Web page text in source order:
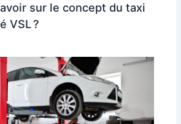
sur le concept du taxi
VSL ?